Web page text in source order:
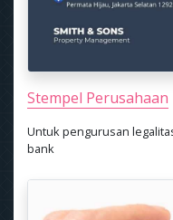
Stempel Perusahaan
Untuk pengurusan
bank